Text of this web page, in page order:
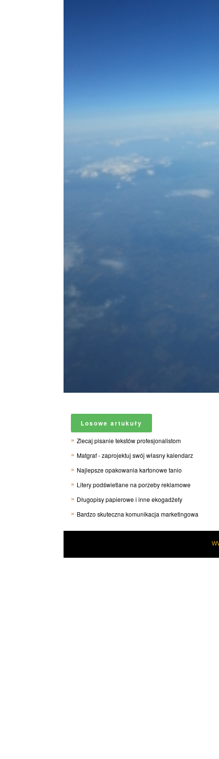
Losowe artukuły
Zlecaj pisanie tekstów profesjonalistom
Matgraf - zaprojektuj swój własny kalendarz
Najlepsze opakowania kartonowe tanio
Litery podświetlane na porzeby reklamowe
Długopisy papierowe i inne ekogadżety
Bardzo skuteczna komunikacja marketingowa